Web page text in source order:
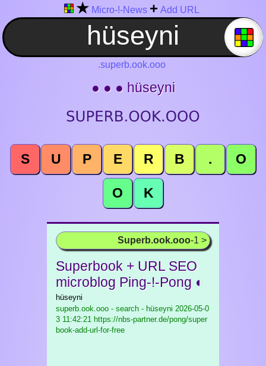
★ Micro-!-News + Add URL
.superb.ook.ooo
● ● ● hüseyni
S U P E R B . O
O K
Superb.ook.ooo-1 >
Superbook + URL SEO
microblog Ping-!-Pong ◐
hüseyni
superb.ook.ooo - search - hüseyni 2026-05-0
3 11:42:21 https://nbs-partner.de/pong/super
book-add-url-for-free